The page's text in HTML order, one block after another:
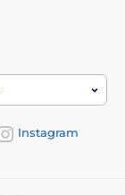
Instagram